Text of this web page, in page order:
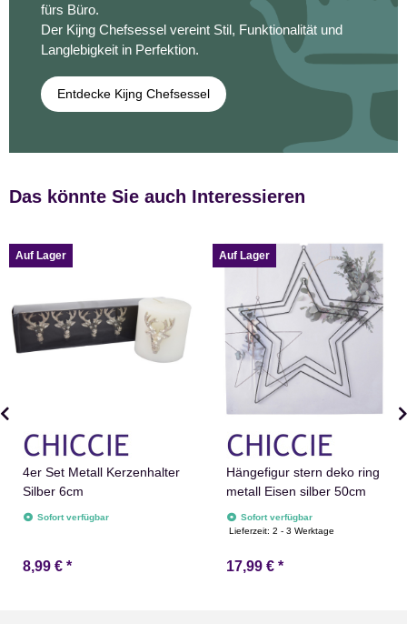
fürs Büro.
Der Kijng Chefsessel vereint Stil, Funktionalität und
Langlebigkeit in Perfektion.
Entdecke Kijng Chefsessel
Das könnte Sie auch Interessieren
Auf Lager
4er Set Metall Kerzenhalter
Silber 6cm
Sofort verfügbar
8,99 € *
Auf Lager
Hängefigur stern deko ring
metall Eisen silber 50cm
Sofort verfügbar
Lieferzeit:2 - 3 Werktage
17,99 € *